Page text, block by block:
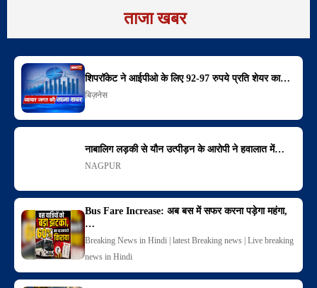
ताजा खबर
शिपरॉकेट ने आईपीओ के लिए 92-97 रुपये प्रति शेयर का…
बिज़नेस
नाबालिग लड़की से यौन उत्पीड़न के आरोपी ने हवालात में…
NAGPUR
Bus Fare Increase: अब बस में सफर करना पड़ेगा महंगा,
…
Breaking News in Hindi | latest Breaking news | Live breaking
news in Hindi